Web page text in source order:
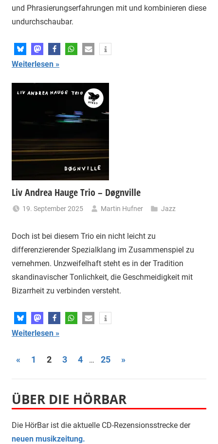
und Phrasierungserfahrungen mit und kombinieren diese
undurchschaubar.
Weiterlesen
Liv Andrea Hauge Trio – Døgnville
19. September 2025 Martin Hufner Jazz
Doch ist bei diesem Trio ein nicht leicht zu
differenzierender Spezialklang im Zusammenspiel zu
vernehmen. Unzweifelhaft steht es in der Tradition
skandinavischer Tonlichkeit, die Geschmeidigkeit mit
Bizarrheit zu verbinden versteht.
Weiterlesen
Seitennummerierung
der
Beiträge
« Vorherige
1 2 3 4 … 25
Nächste
»
ÜBER DIE HÖRBAR
Die HörBar ist die aktuelle CD-Rezensionsstrecke der
neuen musikzeitung.